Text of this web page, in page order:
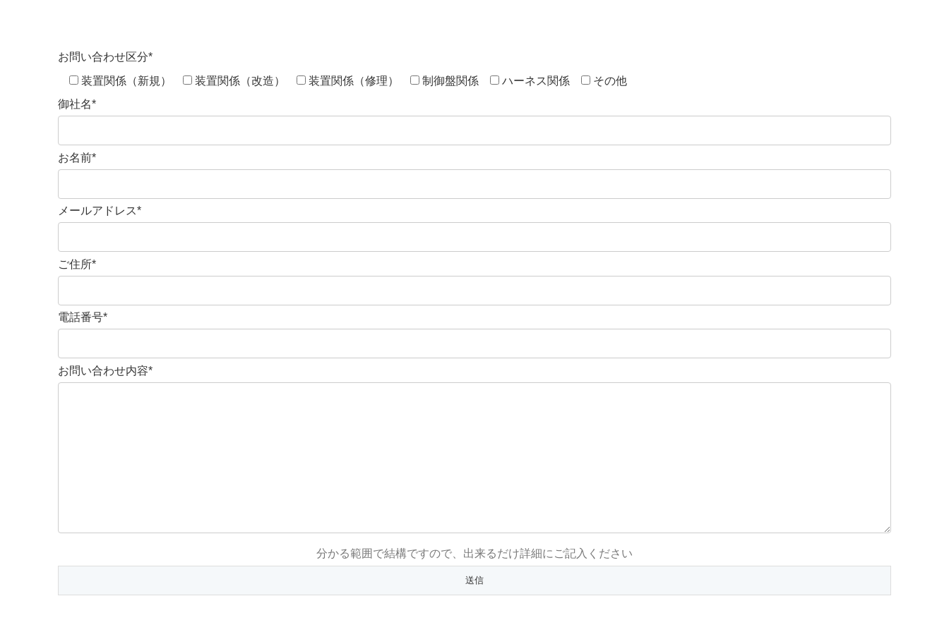
お問い合わせ区分*
装置関係（新規）
装置関係（改造） 装置関係（修理） 制御盤関係 ハーネス関係
その他
御社名*
お名前*
メールアドレス*
ご住所*
電話番号*
お問い合わせ内容*
分かる範囲で結構ですので、出来るだけ詳細にご記入ください